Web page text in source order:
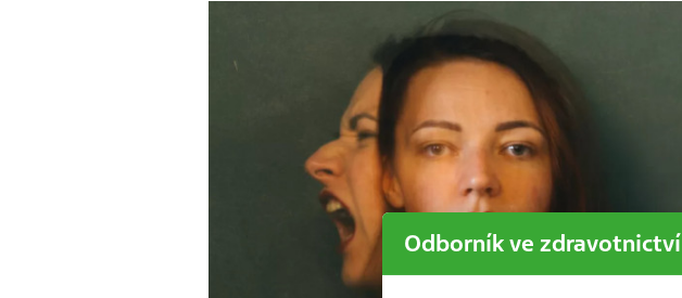
Odborník ve zdravotnictví